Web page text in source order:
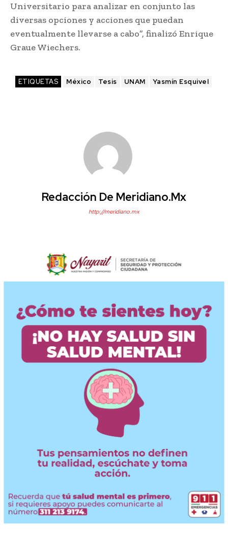
Universitario para analizar en conjunto las
diversas opciones y acciones que puedan
eventualmente llevarse a cabo”, finalizó Enrique
Graue Wiechers.
ETIQUETAS México Tesis UNAM Yasmín Esquivel
Redacción De Meridiano.mx
http://meridiano.mx